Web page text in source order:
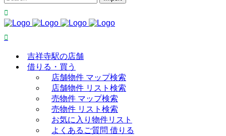
吉祥寺駅の店舗
借りる・買う
店舗物件 マップ検索
店舗物件 リスト検索
売物件 マップ検索
売物件 リスト検索
お気に入り物件リスト
よくあるご質問 借りる